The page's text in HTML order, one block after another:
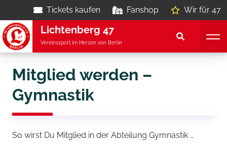
Tickets kaufen Fanshop Wir für 47
Lichtenberg 47
Vereinssport im Herzen von Berlin
Mitglied werden –
Gymnastik
So wirst Du Mitglied in der Abteilung Gymnastik …